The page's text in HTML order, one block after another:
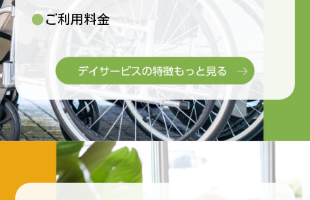
●ご利用料金